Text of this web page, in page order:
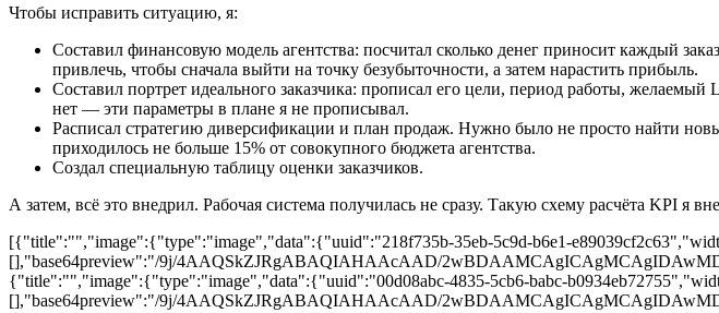
Чтобы исправить ситуацию, я:
Составил финансовую модель агентства: посчитал сколько денег приносит каждый
привлечь, чтобы сначала выйти на точку безубыточности, а затем нарастить прибыль.
Составил портрет идеального заказчика: прописал его цели, период работы,
нет — эти параметры в плане я не прописывал.
Расписал стратегию диверсификации и план продаж. Нужно было не просто найти
приходилось не больше 15% от совокупного бюджета агентства.
Создал специальную таблицу оценки заказчиков.
А затем, всё это внедрил. Рабочая система получилась не сразу. Такую схему расчёта KPI я
[{"title":"","image":{"type":"image","data":{"uuid":"218f735b-35eb-5c9d-b6e1-
[],"base64preview":"/9j/4AAQSkZJRgABAQIAHAAcAAD/
{"title":"","image":{"type":"image","data":{"uuid":"00d08abc-4835-5cb6-babc-
[],"base64preview":"/9j/4AAQSkZJRgABAQIAHAAcAAD/